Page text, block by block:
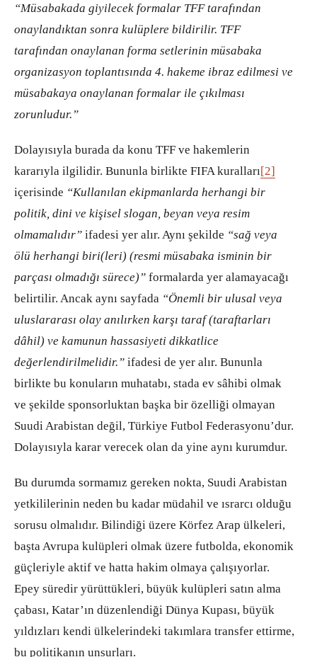
“Müsabakada giyilecek formalar TFF tarafından
onaylandıktan sonra kulüplere bildirilir. TFF
tarafından onaylanan forma setlerinin müsabaka
organizasyon toplantısında 4. hakeme ibraz edilmesi ve
müsabakaya onaylanan formalar ile çıkılması
zorunludur.”
Dolayısıyla burada da konu TFF ve hakemlerin
kararıyla ilgilidir. Bununla birlikte FIFA kuralları[2]
içerisinde “Kullanılan ekipmanlarda herhangi bir
politik, dini ve kişisel slogan, beyan veya resim
olmamalıdır” ifadesi yer alır. Aynı şekilde “sağ veya
ölü herhangi biri(leri) (resmi müsabaka isminin bir
parçası olmadığı sürece)” formalarda yer alamayacağı
belirtilir. Ancak aynı sayfada “Önemli bir ulusal veya
uluslararası olay anılırken karşı taraf (taraftarları
dâhil) ve kamunun hassasiyeti dikkatlice
değerlendirilmelidir.” ifadesi de yer alır. Bununla
birlikte bu konuların muhatabı, stada ev sâhibi olmak
ve şekilde sponsorluktan başka bir özelliği olmayan
Suudi Arabistan değil, Türkiye Futbol Federasyonu’dur.
Dolayısıyla karar verecek olan da yine aynı kurumdur.
Bu durumda sormamız gereken nokta, Suudi Arabistan
yetkililerinin neden bu kadar müdahil ve ısrarcı olduğu
sorusu olmalıdır. Bilindiği üzere Körfez Arap ülkeleri,
başta Avrupa kulüpleri olmak üzere futbolda, ekonomik
güçleriyle aktif ve hatta hakim olmaya çalışıyorlar.
Epey süredir yürüttükleri, büyük kulüpleri satın alma
çabası, Katar’ın düzenlendiği Dünya Kupası, büyük
yıldızları kendi ülkelerindeki takımlara transfer ettirme,
bu politikanın unsurları.